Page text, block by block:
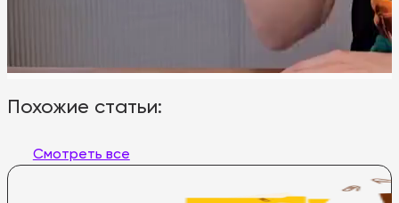
Похожие статьи:
Смотреть все